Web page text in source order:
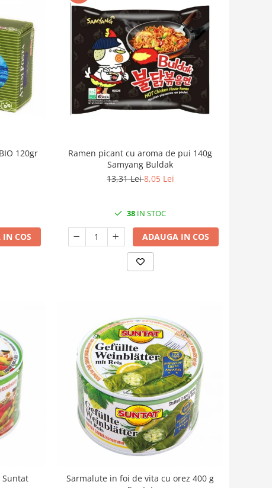
120gr
COS
Ramen picant cu aroma de pui 140g
Samyang Buldak
13,31 Lei8,05 Lei
38 IN STOC
ADAUGA IN COS
Suntat
Sarmalute in foi de vita cu orez 400 g